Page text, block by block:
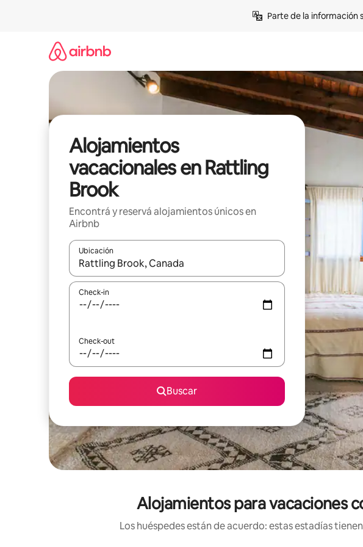
Parte de la
Alojamientos
vacacionales en Rattling
Brook
Encontrá y reservá alojamientos únicos en
Airbnb
Ubicación
Cuando los resultados estén disponibles, navegá con las teclas de
Check-in
Check-out
Buscar
Alojamientos para vacaciones
Los huéspedes están de acuerdo: estas estadías